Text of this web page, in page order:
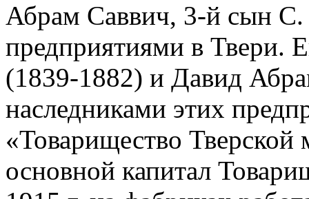
Абрам Саввич, 3-й сын С.
предприятиями в Твери.
(1839-1882) и Давид
наследниками этих
«Товарищество
основной капитал